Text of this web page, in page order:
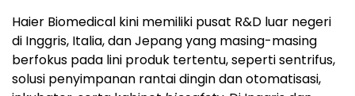
Haier Biomedical kini memiliki pusat R&D luar negeri
di Inggris, Italia, dan Jepang yang masing-masing
berfokus pada lini produk tertentu, seperti sentrifus,
solusi penyimpanan rantai dingin dan otomatisasi,